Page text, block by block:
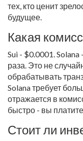
тех, кто ценит
будущее.
Какая
Sui - $0.0001.
раза. Это не
обрабатывать
Solana требует
отражается в
быстро - вы
Стоит ли